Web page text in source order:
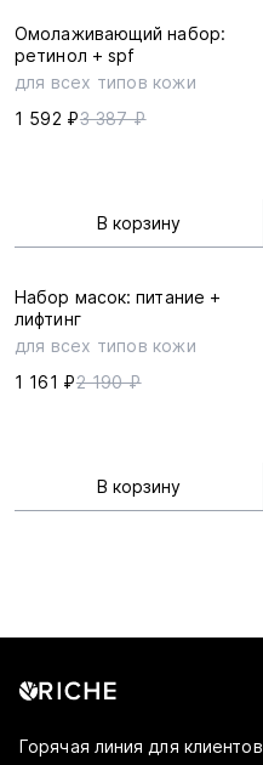
Омолаживающий набор:
ретинол + spf
для всех типов кожи
1 592 ₽3 387 ₽
В корзину
Набор масок: питание +
лифтинг
для всех типов кожи
1 161 ₽2 190 ₽
В корзину
Горячая линия для клиентов